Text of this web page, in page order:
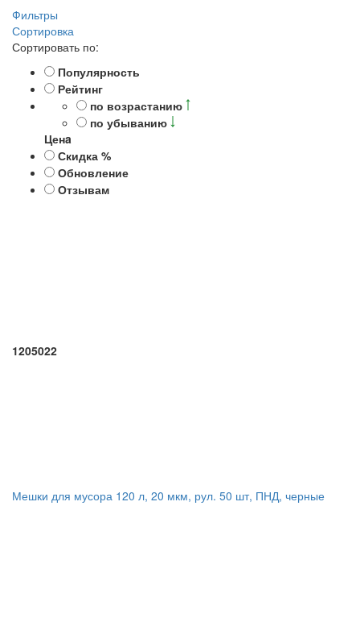
Фильтры
Сортировка
Сортировать по:
Популярность
Рейтинг
по возрастанию
по убыванию
Ценa
Скидка %
Обновление
Отзывам
1205022
Мешки для мусора 120 л, 20 мкм, рул. 50 шт, ПНД, черные